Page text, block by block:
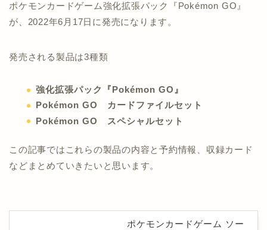
ポケモンカードゲーム強化拡張パック『Pokémon GO』
が、2022年6月17日に発売になります。
発売される製品は3種類
強化拡張パック『Pokémon GO』
Pokémon GO カードファイルセット
Pokémon GO スペシャルセット
この記事ではこれらの製品の内容と予約情報、収録カード
などまとめていきたいと思います。
ポケモンカードゲーム ソー